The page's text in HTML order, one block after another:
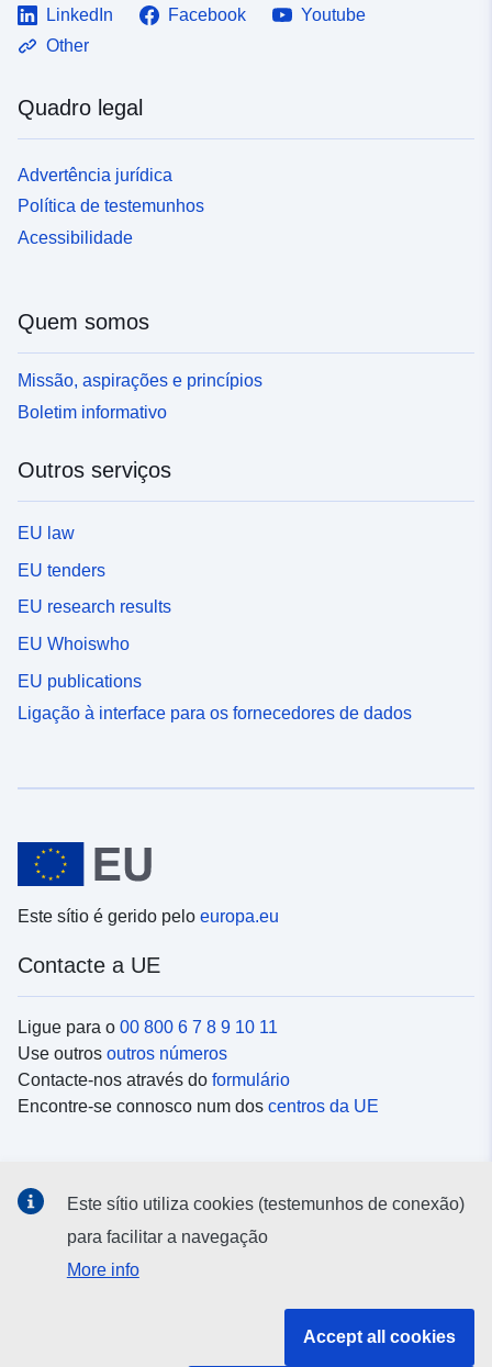
LinkedIn Facebook
Youtube
Other
Quadro legal
Advertência jurídica
Política de testemunhos
Acessibilidade
Quem somos
Missão, aspirações e princípios
Boletim informativo
Outros serviços
EU law
EU tenders
EU research results
EU Whoiswho
EU publications
Ligação à interface para os fornecedores de dados
Este sítio é gerido pelo europa.eu
Contacte a UE
Ligue para o 00 800 6 7 8 9 10 11
Use outros outros números
Contacte-nos através do formulário
Encontre-se connosco num dos centros da UE
Procure as contas da UE nasredes sociais
Instituições e organismos da UE
Este sítio utiliza cookies (testemunhos de conexão)
para facilitar a navegação
More info
Accept all cookies